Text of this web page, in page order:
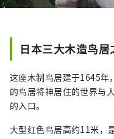
日本三大木造鸟居
这座木制鸟居建于1645年
的鸟居将神居住的世界与
的入口。
大型红色鸟居高约11米，